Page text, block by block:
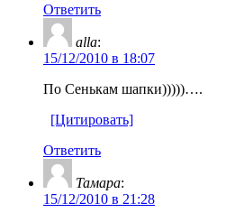
Ответить
alla:
15/12/2010 в 18:07
По Сенькам шапки)))))….
[Цитировать]
Ответить
Тамара:
15/12/2010 в 21:28